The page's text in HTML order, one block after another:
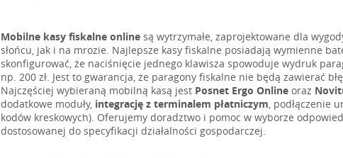
Mobilne kasy fiskalne online są wytrzymałe, zaprojektowane dla
słońcu, jak i na mrozie. Najlepsze kasy fiskalne posiadają wymienne
skonfigurować, że naciśnięcie jednego klawisza spowoduje wydruk
np. 200 zł. Jest to gwarancja, że paragony fiskalne nie będą zawierać
Najczęściej wybieraną mobilną kasą jest Posnet Ergo Online oraz
dodatkowe moduły, integrację z terminalem płatniczym, podłączenie
kodów kreskowych). Oferujemy doradztwo i pomoc w wyborze
dostosowanej do specyfikacji działalności gospodarczej.